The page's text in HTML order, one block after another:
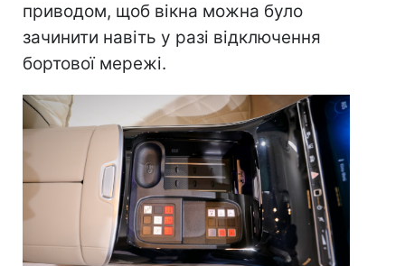
приводом, щоб вікна можна було
зачинити навіть у разі відключення
бортової мережі.